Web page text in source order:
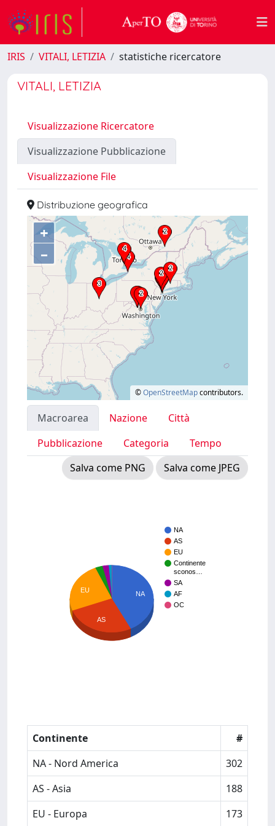
IRIS VITALI, LETIZIA statistiche ricercatore
VITALI, LETIZIA
Visualizzazione Ricercatore
Visualizzazione Pubblicazione
Visualizzazione File
Distribuzione geografica
+
–
©OpenStreetMapcontributors.
Macroarea Nazione
Città
Pubblicazione
Categoria
Tempo
Salva come PNG
Salva come JPEG
NA
AS
EU
Continente
sconos…
SA
AF
OC
NA
EU
AS
Continente
#
NA - Nord America
302
AS - Asia
188
EU - Europa
173